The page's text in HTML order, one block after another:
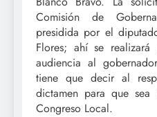
Comisión de
presidida por el
Flores; ahí se
audiencia al
tiene que decir al
dictamen para que
Congreso Local.